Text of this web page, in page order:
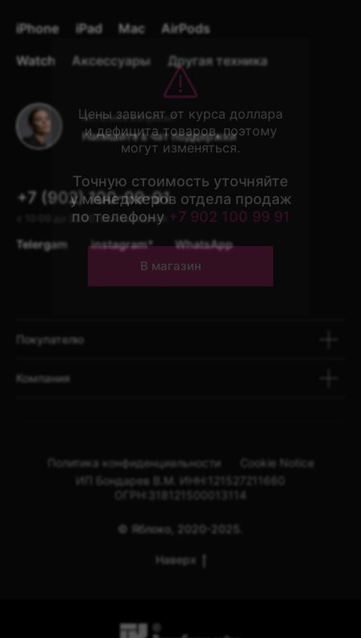
iPhone iPad Mac
AirPods
Watch
Другая техника
Аксессуары
с 10:00 до 22:00, без выходных
+7 (902) 100-99-91
WhatsApp
Telergam instagram*
Остались вопросы?
Напишите в чат поддержки
Покупателю
Компания
Политика конфиденциальности
Cookie Notice
ИП Бондарев В.М. ИНН:121527211660
ОГРН:318121500013114
© Яблоко, 2020-2025.
Наверх